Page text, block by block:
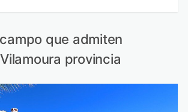
que admiten
provincia